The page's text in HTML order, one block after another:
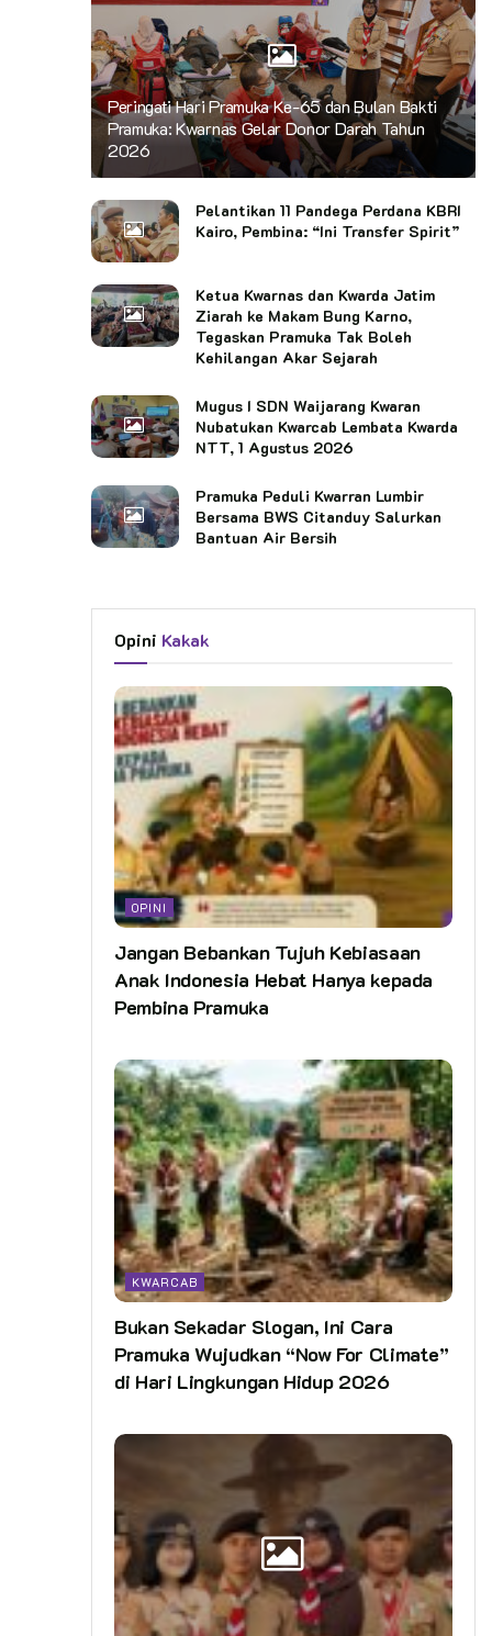
Peringati Hari Pramuka Ke-65 dan Bulan Bakti
Pramuka: Kwarnas Gelar Donor Darah Tahun
2026
Pelantikan 11 Pandega Perdana KBRI
Kairo, Pembina: “Ini Transfer Spirit”
Ketua Kwarnas dan Kwarda Jatim
Ziarah ke Makam Bung Karno,
Tegaskan Pramuka Tak Boleh
Kehilangan Akar Sejarah
Mugus I SDN Waijarang Kwaran
Nubatukan Kwarcab Lembata Kwarda
NTT, 1 Agustus 2026
Pramuka Peduli Kwarran Lumbir
Bersama BWS Citanduy Salurkan
Bantuan Air Bersih
Opini Kakak
OPINI
Jangan Bebankan Tujuh Kebiasaan
Anak Indonesia Hebat Hanya kepada
Pembina Pramuka
KWARCAB
Bukan Sekadar Slogan, Ini Cara
Pramuka Wujudkan “Now For Climate”
di Hari Lingkungan Hidup 2026